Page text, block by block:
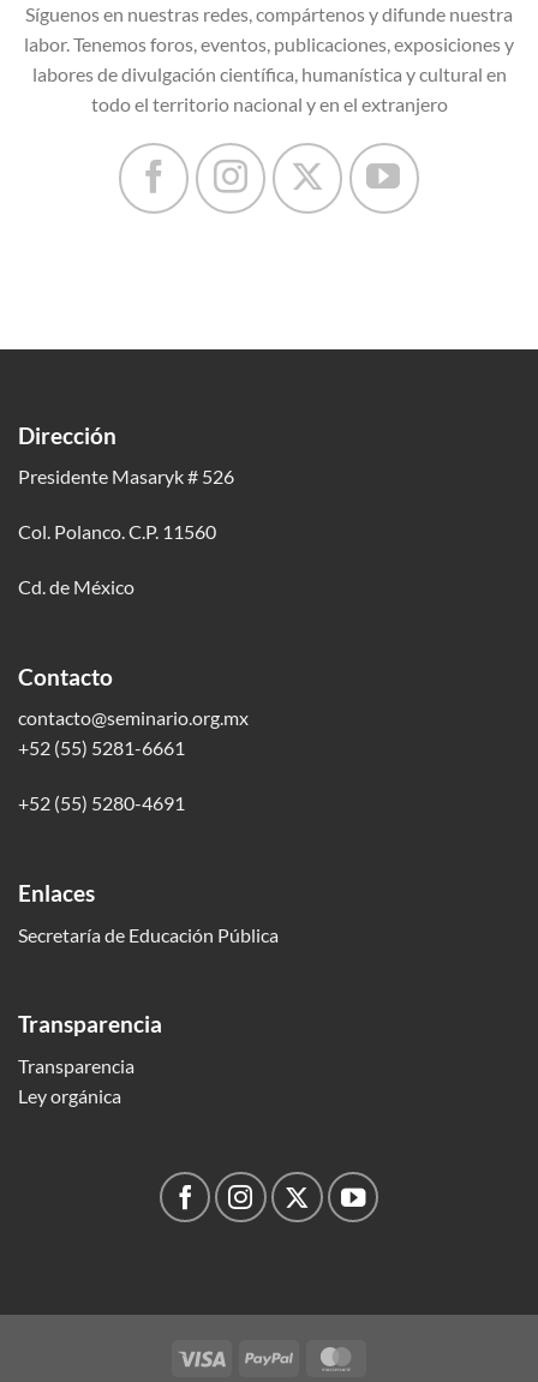
Síguenos en nuestras redes, compártenos y difunde nuestra
labor. Tenemos foros, eventos, publicaciones, exposiciones y
labores de divulgación científica, humanística y cultural en
todo el territorio nacional y en el extranjero
Dirección
Presidente Masaryk # 526
Col. Polanco. C.P. 11560
Cd. de México
Contacto
contacto@seminario.org.mx
+52 (55) 5281-6661
+52 (55) 5280-4691
Enlaces
Secretaría de Educación Pública
Transparencia
Transparencia
Ley orgánica